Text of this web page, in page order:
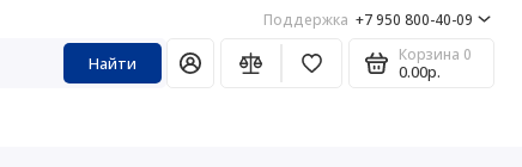
Поддержка +7 950 800-40-09
Найти Корзина 0
0.00р.